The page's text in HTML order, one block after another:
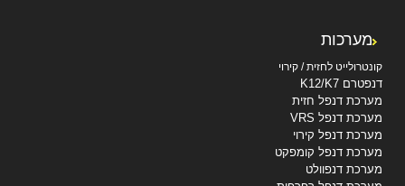
מערכות
קונטרולייט לחזית / קירוי
דנפטרם K12/K7
מערכת דנפל חזית
מערכת דנפל VRS
מערכת דנפל קירוי
מערכת דנפל קומפקט
מערכת דנפוולט